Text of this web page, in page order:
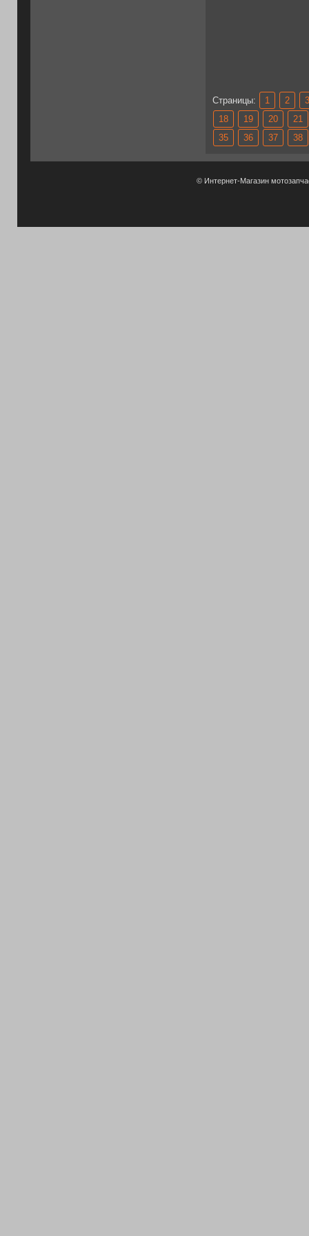
Страницы: 1 2
3
18
19 20
21
35
36 37 38
© Интернет-Магазин